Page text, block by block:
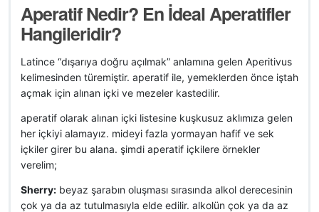
Aperatif Nedir? En İdeal Aperatifler
Hangileridir?
Latince “dışarıya doğru açılmak” anlamına gelen Aperitivus
kelimesinden türemiştir. aperatif ile, yemeklerden önce iştah
açmak için alınan içki ve mezeler kastedilir.
aperatif olarak alınan içki listesine kuşkusuz aklımıza gelen
her içkiyi alamayız. mideyi fazla yormayan hafif ve sek
içkiler girer bu alana. şimdi aperatif içkilere örnekler
verelim;
Sherry: beyaz şarabın oluşması sırasında alkol derecesinin
çok ya da az tutulmasıyla elde edilir. alkolün çok ya da az